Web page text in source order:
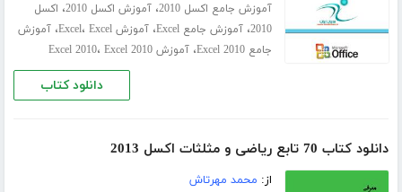
آموزش جامع اکسل 2010 ،آموزش اکسل 2010 ، اکسل
2010،آموزش جامع Excel ،آموزش Excel ، Excel ،آموزش
جامع Excel 2010
،آموزش Excel 2010 ، Excel 2010
دانلود کتاب
دانلود کتاب 70 تابع ریاضی و مثلثات اکسل 2013
از: محمد مهرتاش